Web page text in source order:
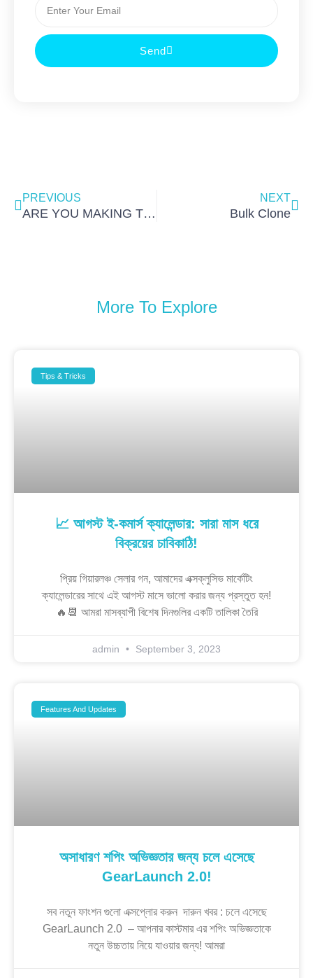
Send
PREVIOUS
ARE YOU MAKING THESE 5 MISTAKES WITH YOUR NICHE?
NEXT
Bulk Clone
More To Explore
Tips & Tricks
📈 আগস্ট ই-কমার্স ক্যালেন্ডার: সারা মাস ধরে
বিক্রয়ের চাবিকাঠি!
প্রিয় গিয়ারলঞ্চ সেলার গন, আমাদের এক্সক্লুসিভ মার্কেটিং
ক্যালেন্ডারের সাথে এই আগস্ট মাসে ভালো করার জন্য প্রস্তুত হন!
🔥📆 আমরা মাসব্যাপী বিশেষ দিনগুলির একটি তালিকা তৈরি
admin September 3, 2023
Features And Updates
অসাধারণ শপিং অভিজ্ঞতার জন্য চলে এসেছে
GearLaunch 2.0!
সব নতুন ফাংশন গুলো এক্সপ্লোর করুন দারুন খবর : চলে এসেছে
GearLaunch 2.0 – আপনার কাস্টমার এর শপিং অভিজ্ঞতাকে
নতুন উচ্চতায় নিয়ে যাওয়ার জন্য! আমরা